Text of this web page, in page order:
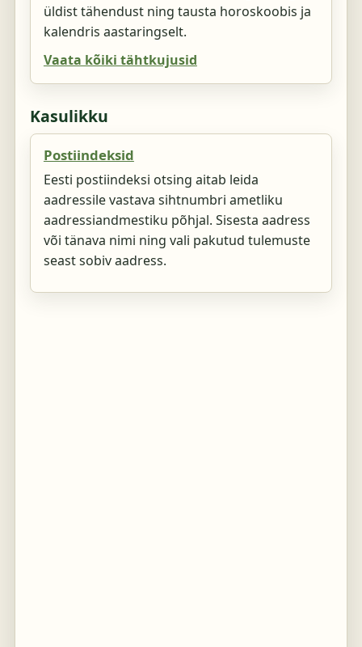
üldist tähendust ning tausta horoskoobis ja
kalendris aastaringselt.
Vaata kõiki tähtkujusid
Kasulikku
Postiindeksid
Eesti postiindeksi otsing aitab leida
aadressile vastava sihtnumbri ametliku
aadressiandmestiku põhjal. Sisesta aadress
või tänava nimi ning vali pakutud tulemuste
seast sobiv aadress.